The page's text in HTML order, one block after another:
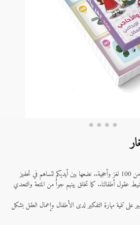
36 بطاقة كبيرة تحتوي على أكثر من 100 لغز وأحجية.. نضعها بين أيديكم لتساهم في تحفيز
عقول أطفالنا.. كما تخلق بينهم جواً من المتعة والتحدي
تنمية مهارة التفكير لدى الأطفال وإعمال العقل بشكل